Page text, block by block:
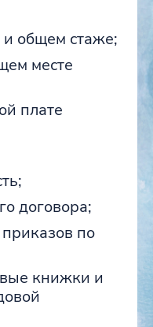
и общем стаже;
месте
плате
договора;
по
книжки и